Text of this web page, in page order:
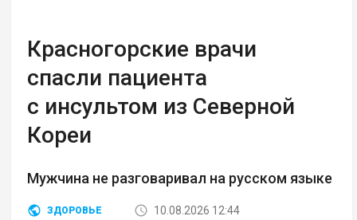
Красногорские врачи
спасли пациента
с инсультом из Северной
Кореи
Мужчина не разговаривал на русском языке
ЗДОРОВЬЕ
10.08.2026 12:44